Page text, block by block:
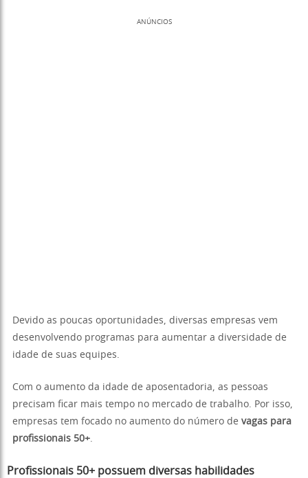
ANÚNCIOS
Devido as poucas oportunidades, diversas empresas vem
desenvolvendo programas para aumentar a diversidade de
idade de suas equipes.
Com o aumento da idade de aposentadoria, as pessoas
precisam ficar mais tempo no mercado de trabalho. Por isso,
empresas tem focado no aumento do número de vagas para
profissionais 50+.
Profissionais 50+ possuem diversas habilidades